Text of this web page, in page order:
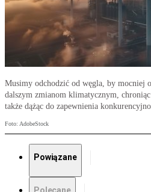
Musimy odchodzić od węgla, by mocniej
dalszym zmianom klimatycznym,
także dążąc do zapewnienia
Foto: AdobeStock
Powiązane